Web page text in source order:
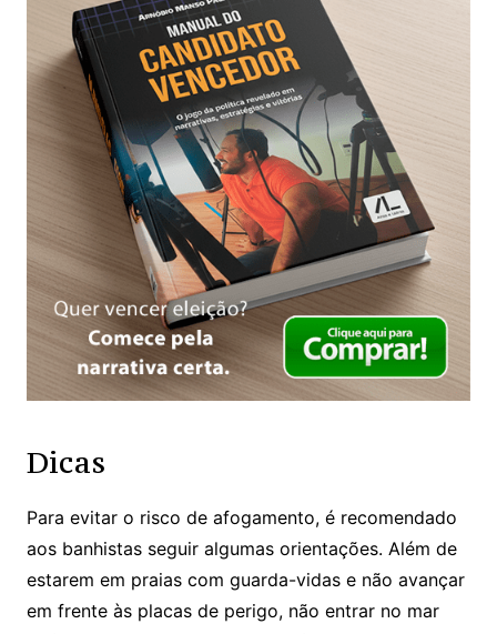
Dicas
Para evitar o risco de afogamento, é recomendado
aos banhistas seguir algumas orientações. Além de
estarem em praias com guarda-vidas e não avançar
em frente às placas de perigo, não entrar no mar